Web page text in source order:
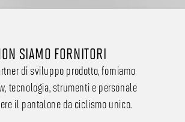
SIAMO FORNITORI
di sviluppo prodotto, forniamo
tecnologia, strumenti e personale
il pantalone da ciclismo unico.